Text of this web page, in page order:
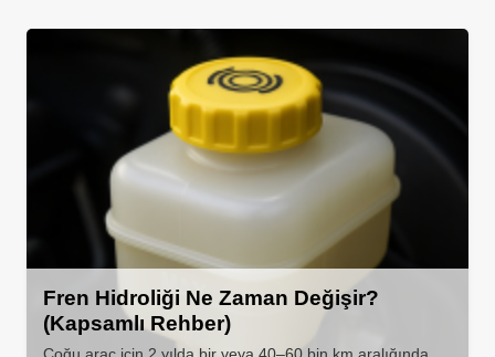
Fren Hidroliği Ne Zaman Değişir?
(Kapsamlı Rehber)